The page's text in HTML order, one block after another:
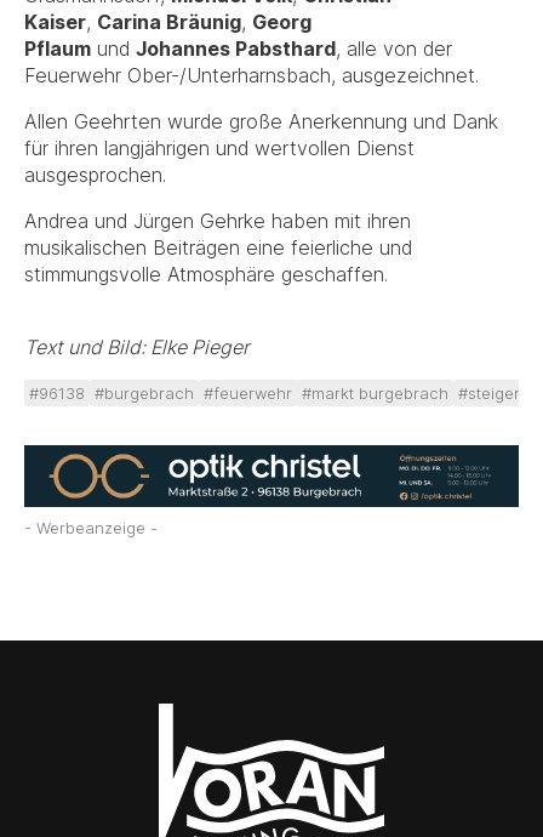
Kaiser, Carina Bräunig, Georg
Pflaum und Johannes Pabsthard, alle von der
Feuerwehr Ober-/Unterharnsbach, ausgezeichnet.
Allen Geehrten wurde große Anerkennung und Dank
für ihren langjährigen und wertvollen Dienst
ausgesprochen.
Andrea und Jürgen Gehrke haben mit ihren
musikalischen Beiträgen eine feierliche und
stimmungsvolle Atmosphäre geschaffen.
Text und Bild: Elke Pieger
#96138 #burgebrach #feuerwehr #markt burgebrach
- Werbeanzeige -